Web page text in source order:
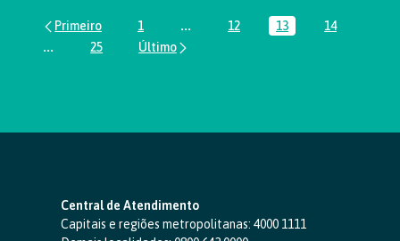
Página
1 ...Páginas intermediárias Usar ABA
Página
12 Página
13 Página
14
...Páginas intermediárias Usar ABA para navegar.
Página
25
Central de Atendimento
Capitais e regiões metropolitanas: 4000 1111